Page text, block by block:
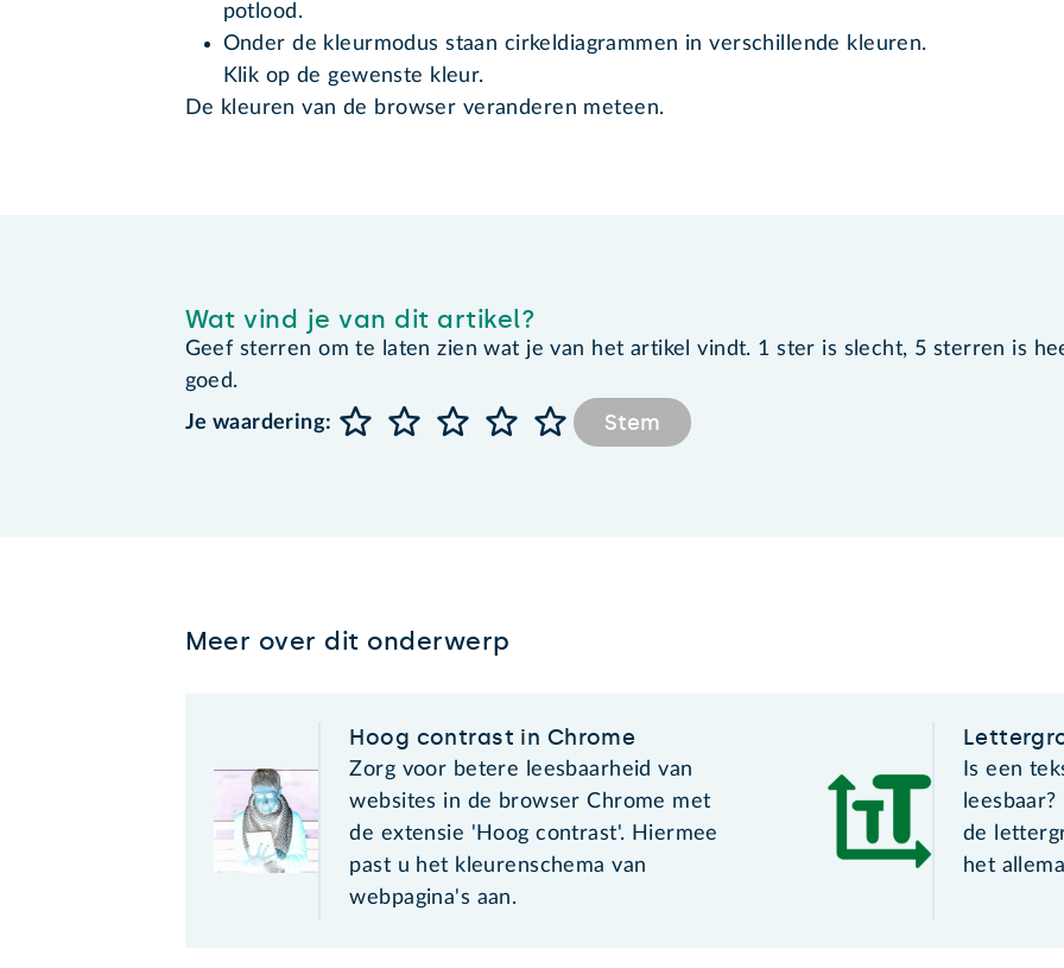
potlood.
Onder de kleurmodus staan cirkeldiagrammen in verschillende kleuren.
Klik op de gewenste kleur.
De kleuren van de browser veranderen meteen.
Wat vind je van dit artikel?
Geef sterren om te laten zien wat je van het artikel vindt. 1 ster is slecht, 5 sterren is
goed.
Je waardering:
Stem
Meer over dit onderwerp
Hoog contrast in Chrome
Zorg voor betere leesbaarheid van
websites in de browser Chrome met
de extensie 'Hoog contrast'. Hiermee
past u het kleurenschema van
webpagina's aan.
Is een
de
het